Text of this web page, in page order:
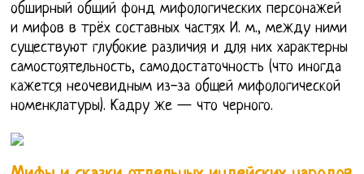
обширный общий фонд мифологических персонажей
и мифов в трёх составных частях И. м., между ними
существуют глубокие различия и для них характерны
самостоятельность, самодостаточность (что иногда
кажется неочевидным из-за общей мифологической
номенклатуры). Кадру же — что черного.